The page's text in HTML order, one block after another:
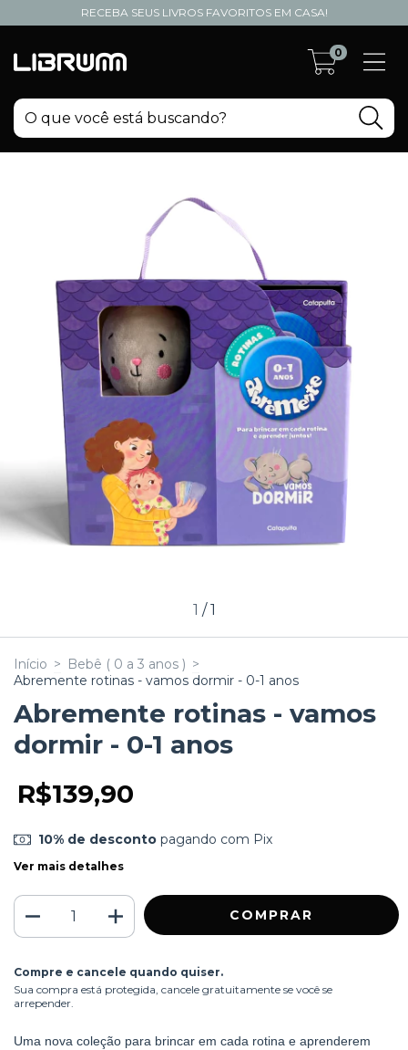
RECEBA SEUS LIVROS FAVORITOS EM CASA!
0
1 /1
Início > Bebê ( 0 a 3 anos ) >
Abremente rotinas - vamos dormir - 0-1 anos
Abremente rotinas - vamos
dormir - 0-1 anos
R$139,90
10% de descontopagando com Pix
Ver mais detalhes
Compre e cancele quando quiser.
Sua compra está protegida, cancele gratuitamente se você se
arrepender.
Uma nova coleção para brincar em cada rotina e aprenderem